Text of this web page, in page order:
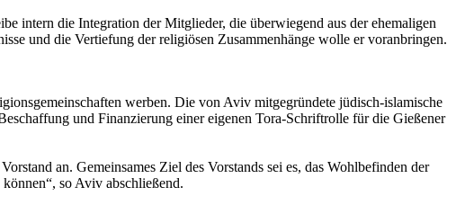
intern die Integration der Mitglieder, die überwiegend aus der ehemaligen
und die Vertiefung der religiösen Zusammenhänge wolle er voranbringen.
werben. Die von Aviv mitgegründete jüdisch-islamische
und Finanzierung einer eigenen Tora-Schriftrolle für die Gießener
an. Gemeinsames Ziel des Vorstands sei es, das Wohlbefinden der
so Aviv abschließend.